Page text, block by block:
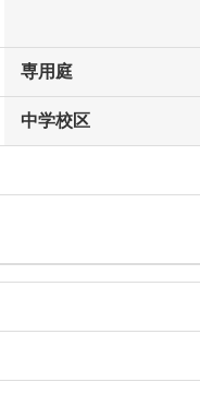
専用庭
中学校区